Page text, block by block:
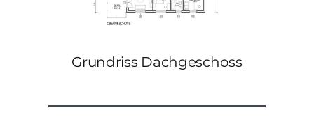
Grundriss Dachgeschoss